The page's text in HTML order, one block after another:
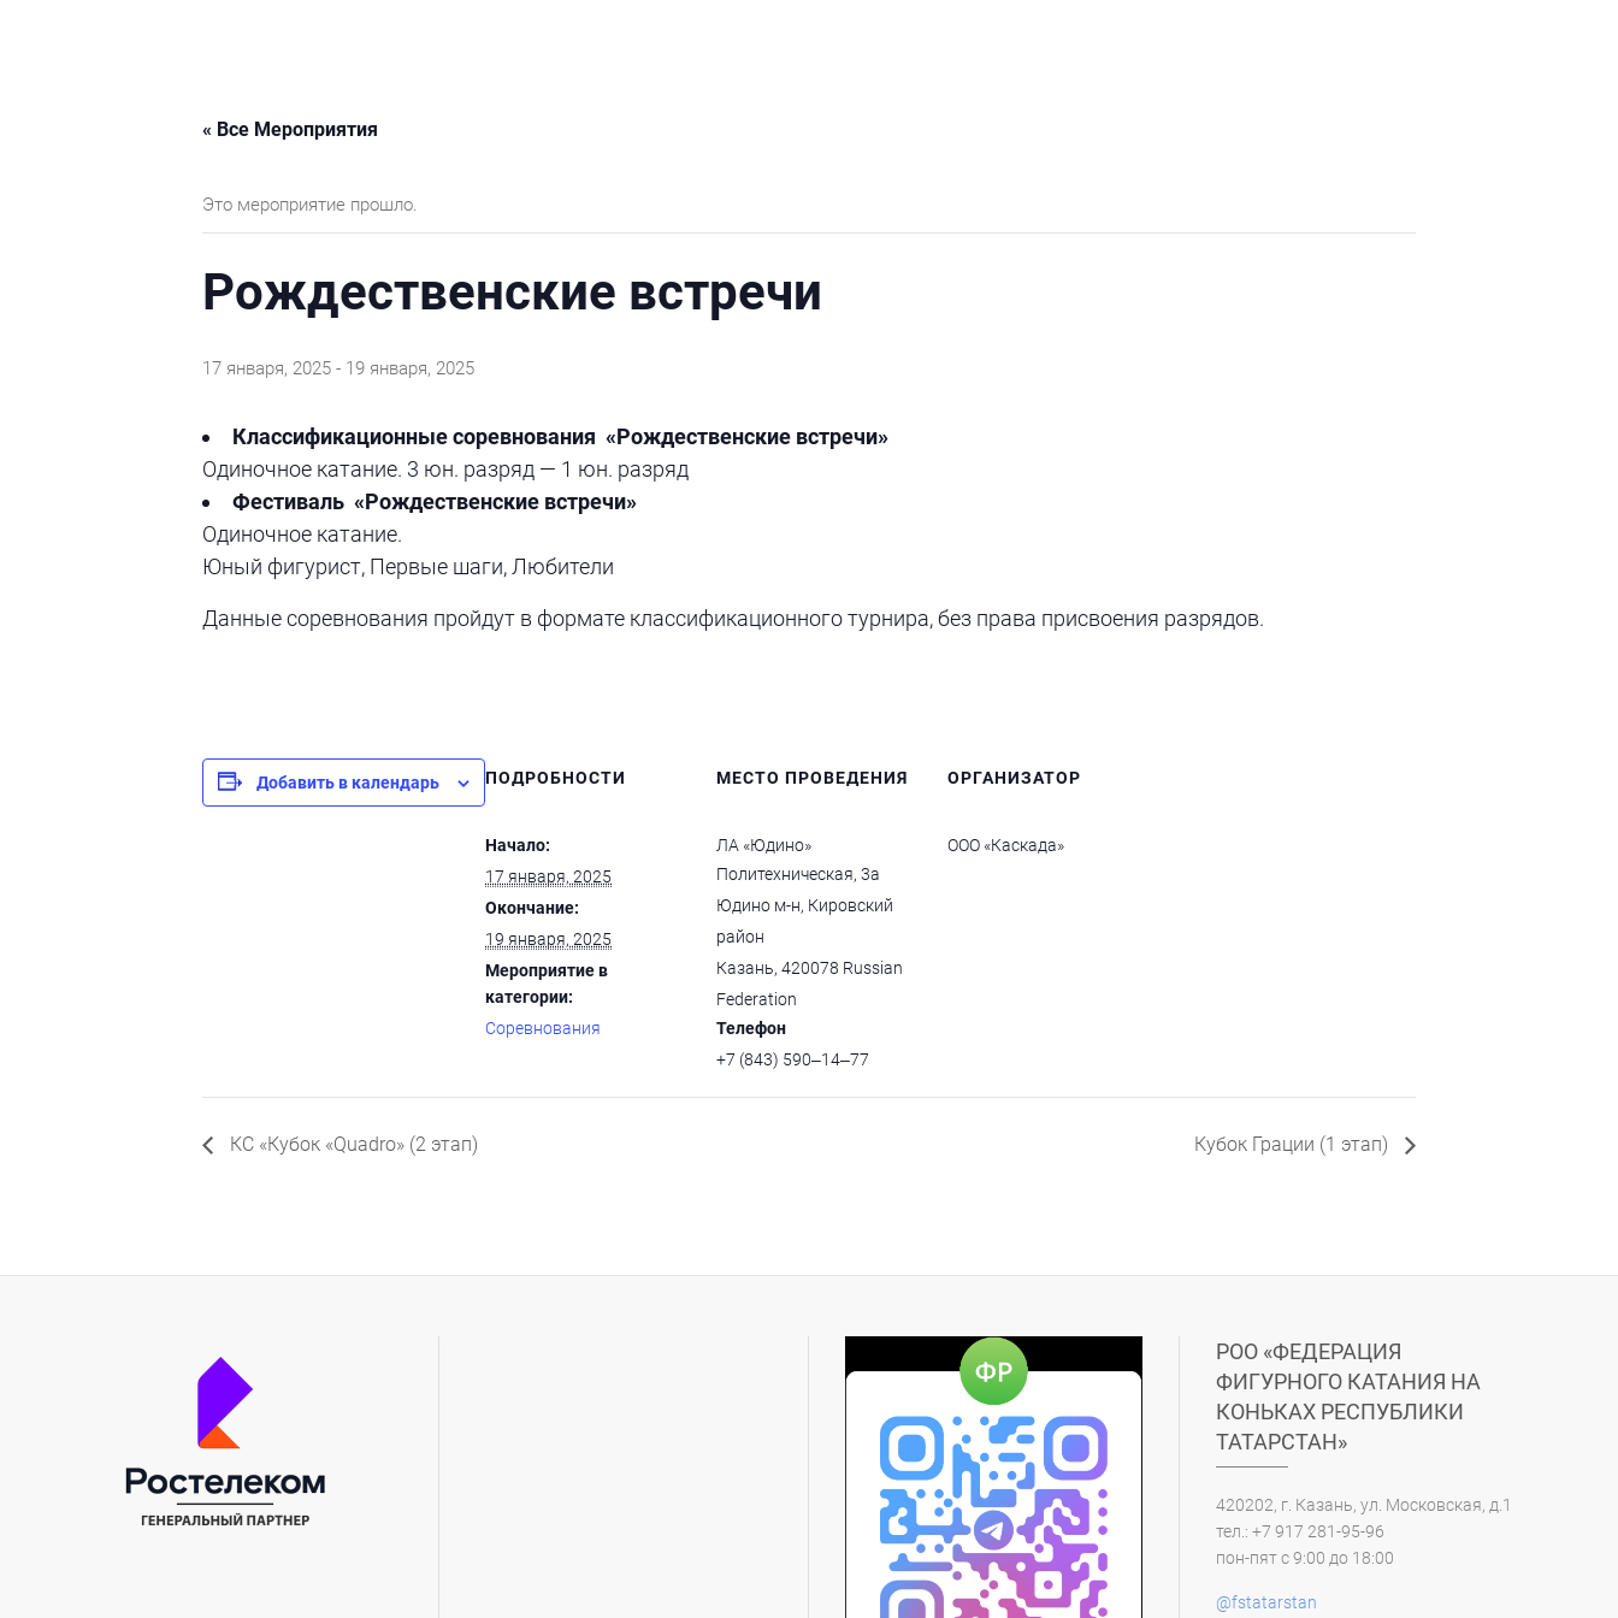
« Все Мероприятия
Это мероприятие прошло.
Рождественские встречи
17 января, 2025 - 19 января, 2025
Классификационные соревнования «Рождественские встречи»
Одиночное катание. 3 юн. разряд — 1 юн. разряд
Фестиваль «Рождественские встречи»
Одиночное катание.
Юный фигурист, Первые шаги, Любители
Данные соревнования пройдут в формате классификационного турнира, без права присвоения разрядов.
Добавить в календарь ПОДРОБНОСТИ
Начало:
17 января, 2025
Окончание:
19 января, 2025
Мероприятие в
категории:
Соревнования
МЕСТО ПРОВЕДЕНИЯ
ЛА «Юдино»
Политехническая, 3а
Юдино м-н, Кировский
район
Казань, 420078 Russian
Federation
Телефон
+7 (843) 590‒14‒77
ОРГАНИЗАТОР
ООО «Каскада»
КС «Кубок «Quadro» (2 этап) Кубок Грации (1 этап)
РОО «ФЕДЕРАЦИЯ
ФИГУРНОГО КАТАНИЯ НА
КОНЬКАХ РЕСПУБЛИКИ
ТАТАРСТАН»
420202, г. Казань, ул. Московская, д.1
тел.: +7 917 281-95-96
пон-пят с 9:00 до 18:00
@fstatarstan